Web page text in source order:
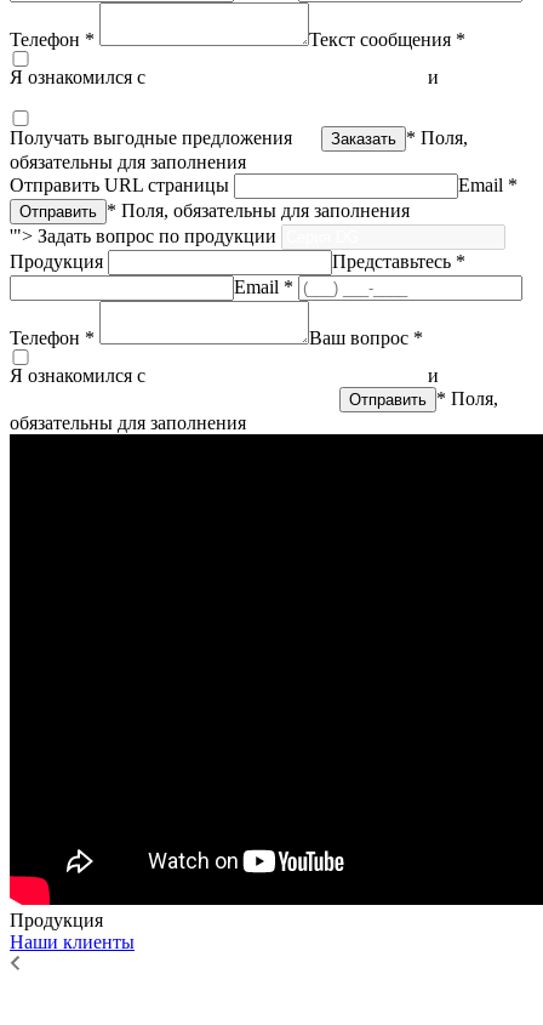
Телефон *
Текст сообщения *
Я ознакомился с
и
Получать выгодные предложения
* Поля,
обязательны для заполнения
Отправить URL страницы
Email *
* Поля, обязательны для заполнения
'"> Задать вопрос по продукции
Продукция
Представьтесь *
Email *
Телефон *
Ваш вопрос *
Я ознакомился с
и
* Поля,
обязательны для заполнения
Продукция
Наши клиенты